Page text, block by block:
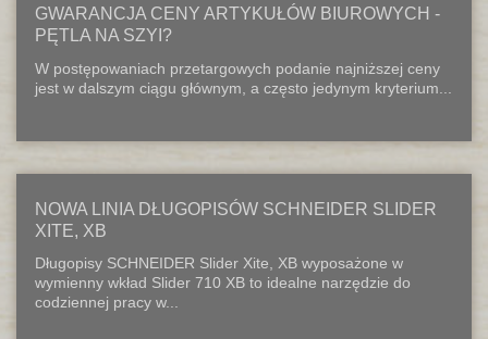
GWARANCJA CENY ARTYKUŁÓW BIUROWYCH -
PĘTLA NA SZYI?
W postępowaniach przetargowych podanie najniższej ceny
jest w dalszym ciągu głównym, a często jedynym kryterium...
NOWA LINIA DŁUGOPISÓW SCHNEIDER SLIDER
XITE, XB
Długopisy SCHNEIDER Slider Xite, XB wyposażone w
wymienny wkład Slider 710 XB to idealne narzędzie do
codziennej pracy w...